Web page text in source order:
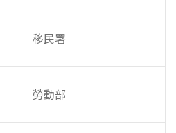
移民署
勞動部